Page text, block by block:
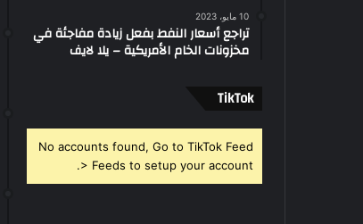
10 مايو، 2023
تراجع أسعار النفط بفعل زيادة مفاجئة في
مخزونات الخام الأمريكية – يلا لايف
‫TikTok
No accounts found, Go to TikTok Feed
> Feeds to setup your account.